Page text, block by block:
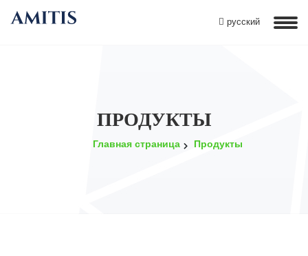
русский
ПРОДУКТЫ
Главная страница Продукты